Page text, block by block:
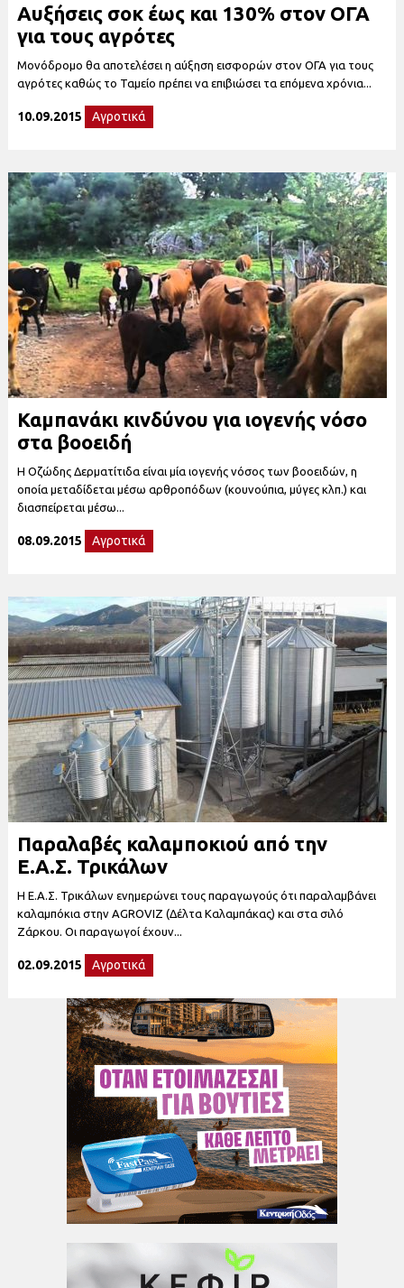
Αυξήσεις σοκ έως και 130% στον ΟΓΑ
για τους αγρότες
Μονόδρομο θα αποτελέσει η αύξηση εισφορών στον ΟΓΑ για τους
αγρότες καθώς το Ταμείο πρέπει να επιβιώσει τα επόμενα χρόνια...
10.09.2015 Αγροτικά
Καμπανάκι κινδύνου για ιογενής νόσο
στα βοοειδή
Η Οζώδης Δερματίτιδα είναι μία ιογενής νόσος των βοοειδών, η
οποία μεταδίδεται μέσω αρθροπόδων (κουνούπια, μύγες κλπ.) και
διασπείρεται μέσω...
08.09.2015 Αγροτικά
Παραλαβές καλαμποκιού από την
Ε.Α.Σ. Τρικάλων
Η Ε.Α.Σ. Τρικάλων ενημερώνει τους παραγωγούς ότι παραλαμβάνει
καλαμπόκια στην AGROVIZ (Δέλτα Καλαμπάκας) και στα σιλό
Ζάρκου. Οι παραγωγοί έχουν...
02.09.2015 Αγροτικά